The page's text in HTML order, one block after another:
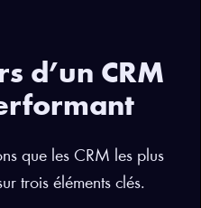
d’un CRM
que les CRM les plus
trois éléments clés.